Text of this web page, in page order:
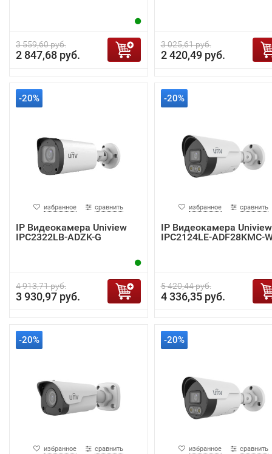
3 559,60 руб.
2 847,68 руб.
3 025,61 руб.
2 420,49 руб.
-20%
избранное сравнить
IP Видеокамера Uniview
IPC2322LB-ADZK-G
4 913,71 руб.
3 930,97 руб.
-20%
избранное сравнить
IP Видеокамера Uniview
IPC2124LE-ADF28KMC-
5 420,44 руб.
4 336,35 руб.
-20%
избранное сравнить
-20%
избранное сравнить